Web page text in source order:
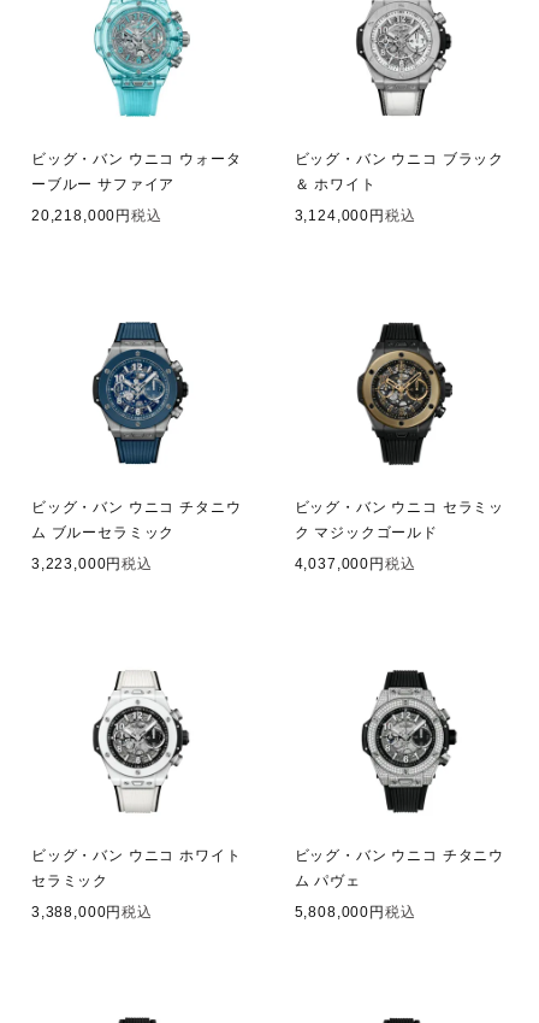
ビッグ・バン ウニコ ウォータ
ーブルー サファイア
20,218,000
税込
ビッグ・バン ウニコ ブラック
＆ ホワイト
3,124,000
税込
ビッグ・バン ウニコ チタニウ
ム ブルーセラミック
3,223,000
税込
ビッグ・バン ウニコ セラミッ
ク マジックゴールド
4,037,000
税込
ビッグ・バン ウニコ ホワイト
セラミック
3,388,000
税込
ビッグ・バン ウニコ チタニウ
ム パヴェ
5,808,000
税込